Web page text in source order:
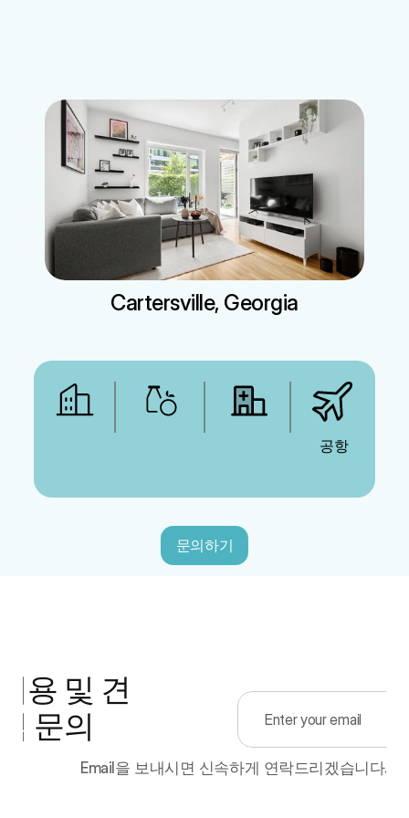
게스트하우스
렌터카
전문서비스
Cartersville, Georgia
공항
문의하기
용 및 견
문의
Email을 보내시면 신속하게 연락드리겠습니다.